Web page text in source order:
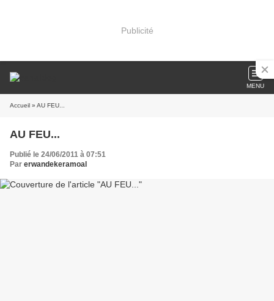
Publicité
MENU
Accueil » AU FEU...
AU FEU...
Publié le 24/06/2011 à 07:51
Par erwandekeramoal